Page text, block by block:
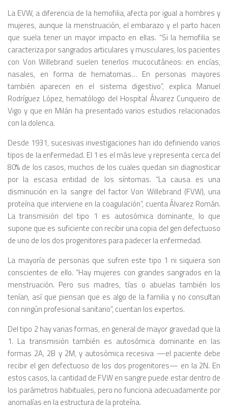
La EVW, a diferencia de la hemofilia, afecta por igual a hombres y
mujeres, aunque la menstruación, el embarazo y el parto hacen
que suela tener un mayor impacto en ellas. “Si la hemofilia se
caracteriza por sangrados articulares y musculares, los pacientes
con Von Willebrand suelen tenerlos mucocutáneos: en encías,
nasales, en forma de hematomas… En personas mayores
también aparecen en el sistema digestivo”, explica Manuel
Rodríguez López, hematólogo del Hospital Álvarez Cunqueiro de
Vigo y que en Milán ha presentado varios estudios relacionados
con la dolenca.
Desde 1931, sucesivas investigaciones han ido definiendo varios
tipos de la enfermedad. El 1 es el más leve y representa cerca del
80% de los casos, muchos de los cuales quedan sin diagnosticar
por la escasa entidad de los síntomas. “La causa es una
disminución en la sangre del factor Von Willebrand (FVW), una
proteína que interviene en la coagulación”, cuenta Álvarez Román.
La transmisión del tipo 1 es autosómica dominante, lo que
supone que es suficiente con recibir una copia del gen defectuoso
de uno de los dos progenitores para padecer la enfermedad.
La mayoría de personas que sufren este tipo 1 ni siquiera son
conscientes de ello. “Hay mujeres con grandes sangrados en la
menstruación. Pero sus madres, tías o abuelas también los
tenían, así que piensan que es algo de la familia y no consultan
con ningún profesional sanitario”, cuentan los expertos.
Del tipo 2 hay varias formas, en general de mayor gravedad que la
1. La transmisión también es autosómica dominante en las
formas 2A, 2B y 2M, y autosómica recesiva —el paciente debe
recibir el gen defectuoso de los dos progenitores— en la 2N. En
estos casos, la cantidad de FVW en sangre puede estar dentro de
los parámetros habituales, pero no funciona adecuadamente por
anomalías en la estructura de la proteína.